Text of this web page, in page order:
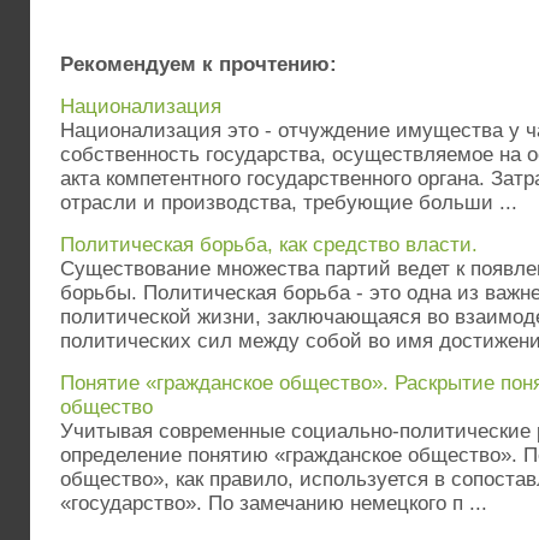
Рекомендуем к прочтению:
Национализация
Национализация это - отчуждение имущества у
собственность государства, осуществляемое на
акта компетентного государственного органа.
отрасли и производства, требующие больши ...
Политическая борьба, как средство власти.
Существование множества партий ведет к
борьбы. Политическая борьба - это одна из
политической жизни, заключающаяся во
политических сил между собой во имя
Понятие «гражданское общество». Раскрытие
общество
Учитывая современные социально-
определение понятию «гражданское общество».
общество», как прави­ло, используется в
«государство». По замечанию немецкого п ...